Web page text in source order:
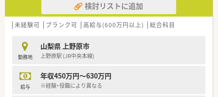
検討リストに追加
未経験可 ブランク可 高給与(600万円以上) 総合科目
勤務地
山梨県 上野原市
上野原駅 (JR中央本線)
給与
年収450万円～630万円
※経験・役職により異なる